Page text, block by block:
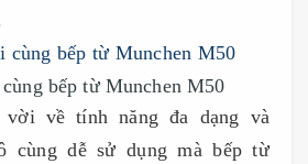
bếp từ Munchen M50
vời về tính năng đa dạng và
cùng dễ sử dụng mà bếp từ